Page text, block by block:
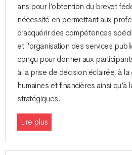
ans pour l’obtention du brevet
nécessité en permettant aux
d’acquérir des compétences
et l’organisation des services
conçu pour donner aux
à la prise de décision éclairée, à
humaines et financières ainsi
stratégiques.
Lire plus